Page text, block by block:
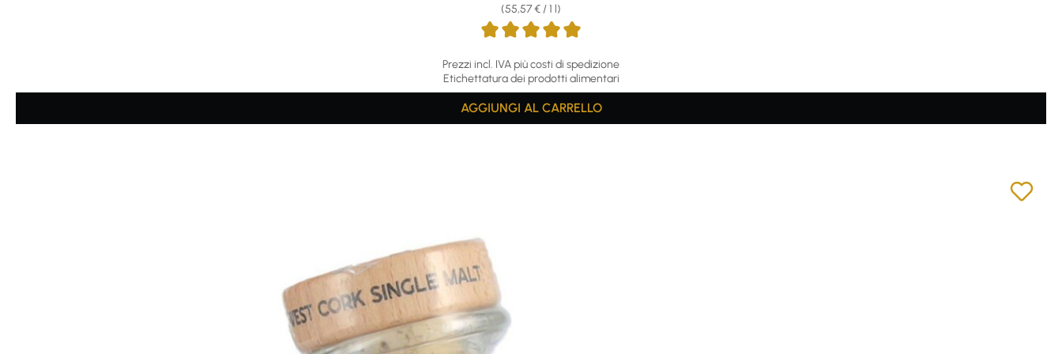
Prezzi incl. IVA più costi di spedizione
Etichettatura dei prodotti alimentari
(55,57 € / 1 l)
AGGIUNGI AL CARRELLO